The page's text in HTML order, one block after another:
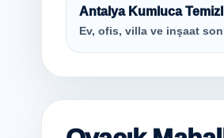
Antalya Kumluca
Ev, ofis, villa ve inşaat